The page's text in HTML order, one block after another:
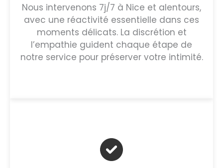
Nous intervenons 7j/7 à Nice et alentours,
avec une réactivité essentielle dans ces
moments délicats. La discrétion et
l’empathie guident chaque étape de
notre service pour préserver votre intimité.